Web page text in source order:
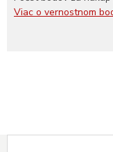
Viac o vernostnom